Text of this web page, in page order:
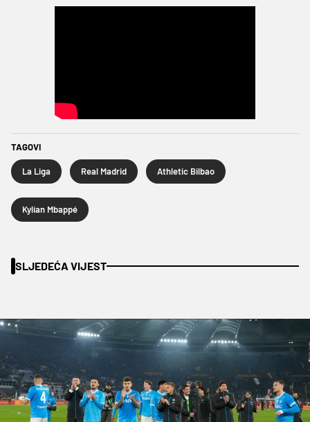
TAGOVI
La Liga Real Madrid Athletic Bilbao
Kylian Mbappé
SLJEDEĆA VIJEST